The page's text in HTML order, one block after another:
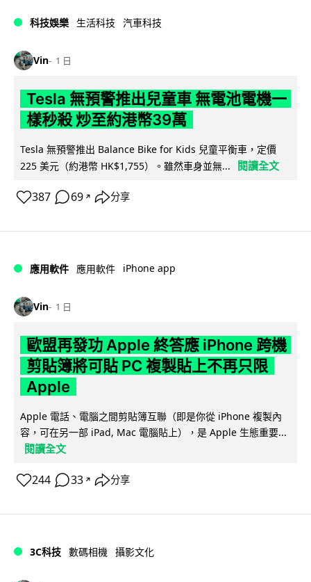
科技娛樂 生活科技 汽車科技
Vin 1 日
Tesla 無預警推出兒童車 無電池電機一
樣秒殺 炒至約港幣39萬
Tesla 無預警推出 Balance Bike for Kids 兒童平衡車，定價
225 美元（約港幣 HK$1,755）。雖然車身並無...
閱讀全文
387 69 ↗ 分享
應用軟件 應用軟件 iPhone app
Vin 1 日
歐盟再發功 Apple 終答應 iPhone 跨機
剪貼簿將可貼 PC 複製貼上不再只限
Apple
Apple 電話、電腦之間剪貼簿互聯（即是你從 iPhone 複製內
容，可在另一部 iPad, Mac 電腦貼上），是 Apple 生態重要...
閱讀全文
244 33 ↗ 分享
3C科技 數碼相機 攝影文化